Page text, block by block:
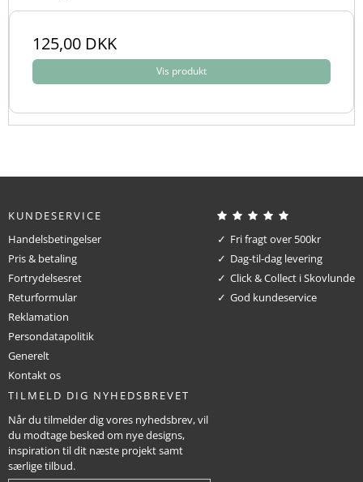
125,00 DKK
Vis produkt
KUNDESERVICE
Handelsbetingelser
Pris & betaling
Fortrydelsesret
Returformular
Reklamation
Persondatapolitik
Generelt
Kontakt os
Fri fragt over 500kr
Dag-til-dag levering
Click & Collect i Skovlunde
God kundeservice
TILMELD DIG NYHEDSBREVET
Når du tilmelder dig vores nyhedsbrev, vil
du modtage besked om nye designs,
inspiration til dit næste projekt samt
særlige tilbud.